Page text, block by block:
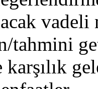
vadeli
tahmini
karşılık